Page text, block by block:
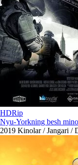
HDRip
Nyu-Yorkning besh
2019 Kinolar / Jangari